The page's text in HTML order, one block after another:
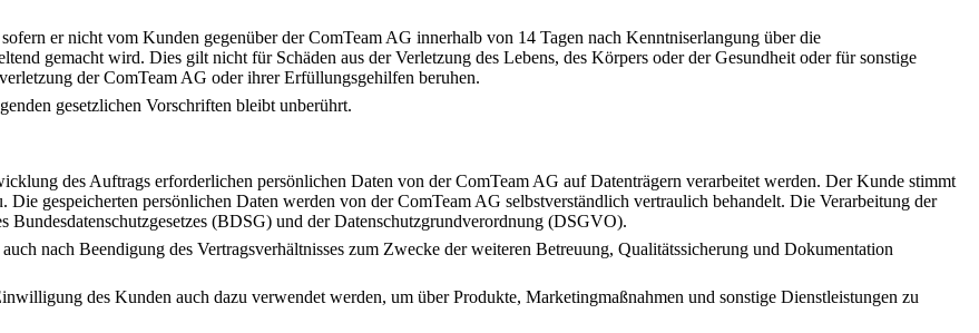
er nicht vom Kunden gegenüber der ComTeam AG innerhalb von 14 Tagen nach Kenntniserlangung über die
gemacht wird. Dies gilt nicht für Schäden aus der Verletzung des Lebens, des Körpers oder der Gesundheit oder für sonstige
der ComTeam AG oder ihrer Erfüllungsgehilfen beruhen.
gesetzlichen Vorschriften bleibt unberührt.
des Auftrags erforderlichen persönlichen Daten von der ComTeam AG auf Datenträgern verarbeitet werden. Der Kunde stimmt
Die gespeicherten persönlichen Daten werden von der ComTeam AG selbstverständlich vertraulich behandelt. Die Verarbeitung der
Bundesdatenschutzgesetzes (BDSG) und der Datenschutzgrundverordnung (DSGVO).
nach Beendigung des Vertragsverhältnisses zum Zwecke der weiteren Betreuung, Qualitätssicherung und Dokumentation
des Kunden auch dazu verwendet werden, um über Produkte, Marketingmaßnahmen und sonstige Dienstleistungen zu